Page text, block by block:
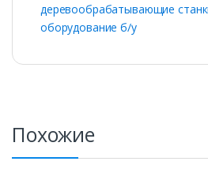
деревообрабатывающие
оборудование б/у
Похожие